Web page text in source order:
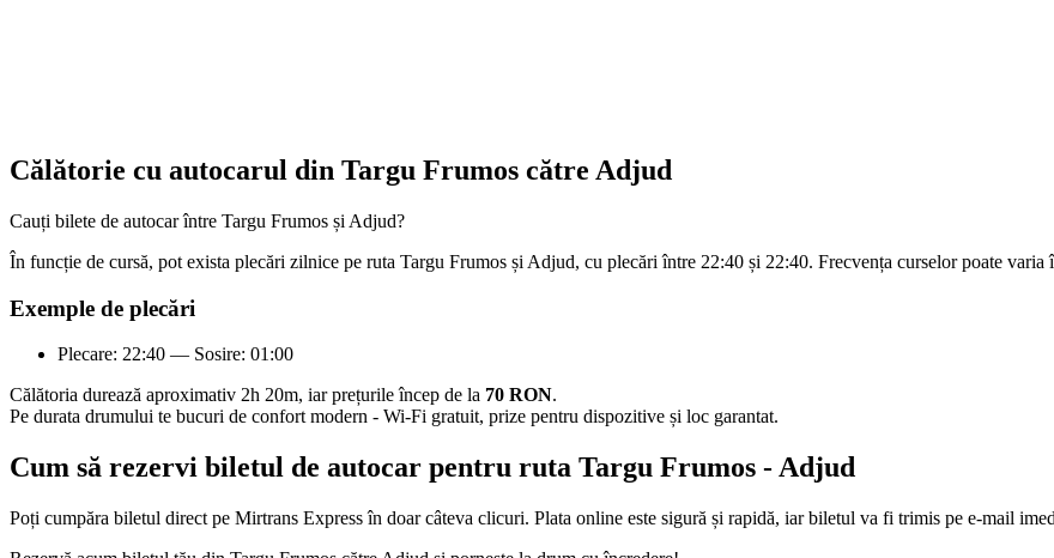
Călătorie cu autocarul din Targu Frumos către Adjud
Cauți bilete de autocar între Targu Frumos și Adjud?
În funcție de cursă, pot exista plecări zilnice pe ruta Targu Frumos și Adjud, cu plecări între 22:40 și 22:40. Frecvența curselor poate varia
Exemple de plecări
Plecare: 22:40 — Sosire: 01:00
Călătoria durează aproximativ 2h 20m, iar prețurile încep de la 70 RON.
Pe durata drumului te bucuri de confort modern - Wi-Fi gratuit, prize pentru dispozitive și loc garantat.
Cum să rezervi biletul de autocar pentru ruta Targu Frumos - Adjud
Poți cumpăra biletul direct pe Mirtrans Express în doar câteva clicuri. Plata online este sigură și rapidă, iar biletul va fi trimis pe e-mail